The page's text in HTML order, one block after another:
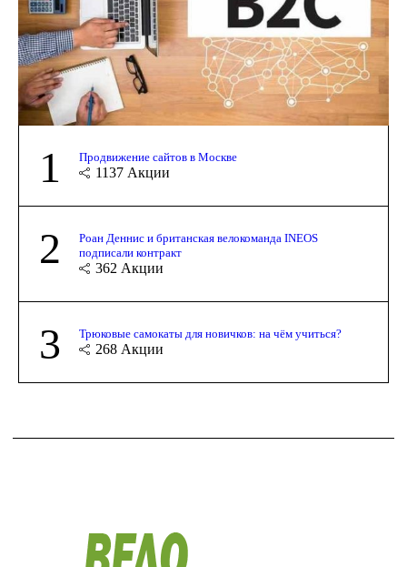
1 Продвижение сайтов в Москве
1137 Акции
2
Роан Деннис и британская велокоманда INEOS
подписали контракт
362 Акции
3 Трюковые самокаты для новичков: на чём учиться?
268 Акции